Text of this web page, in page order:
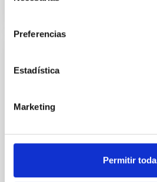
Preferencias
Estadística
Marketing
Permitir
While the influence of
on planetary atmospheres
unexplored. This study aims to